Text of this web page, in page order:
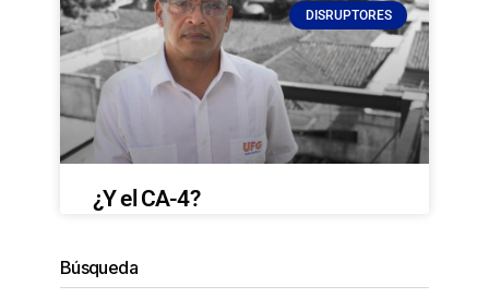
DISRUPTORES
¿Y el CA-4?
Búsqueda